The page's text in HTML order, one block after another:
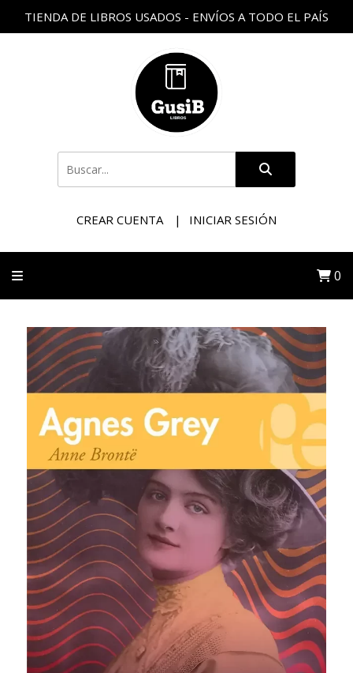
TIENDA DE LIBROS USADOS - ENVÍOS A TODO EL PAÍS
CREAR CUENTA INICIAR SESIÓN
0